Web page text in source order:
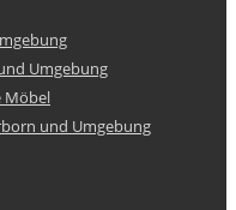
Umgebung
Möbel
und Umgebung